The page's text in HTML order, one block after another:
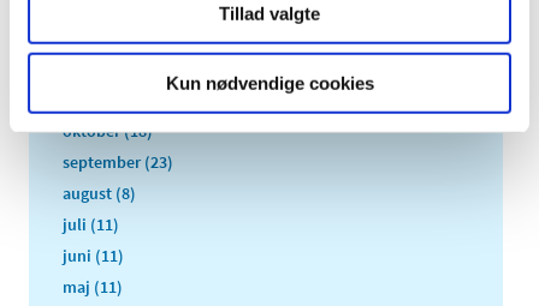
Tillad valgte
Kun nødvendige cookies
2025 (158)
oktober (18)
september (23)
august (8)
juli (11)
juni (11)
maj (11)